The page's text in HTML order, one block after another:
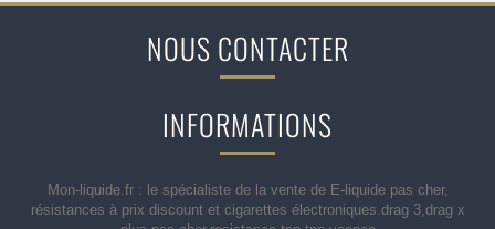
NOUS CONTACTER
INFORMATIONS
Mon-liquide.fr : le spécialiste de la vente de E-liquide pas cher,
résistances à prix discount et cigarettes électroniques.drag 3,drag x